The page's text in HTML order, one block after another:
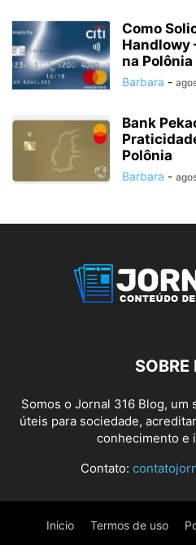
Como
Handlowy
na Polônia
Barbara -
Bank
Polônia
Barbara -
SOBRE
Somos o Jornal 316 Blog,
úteis para sociedade,
conhecimento e
Contato:
Inicio Termos de uso